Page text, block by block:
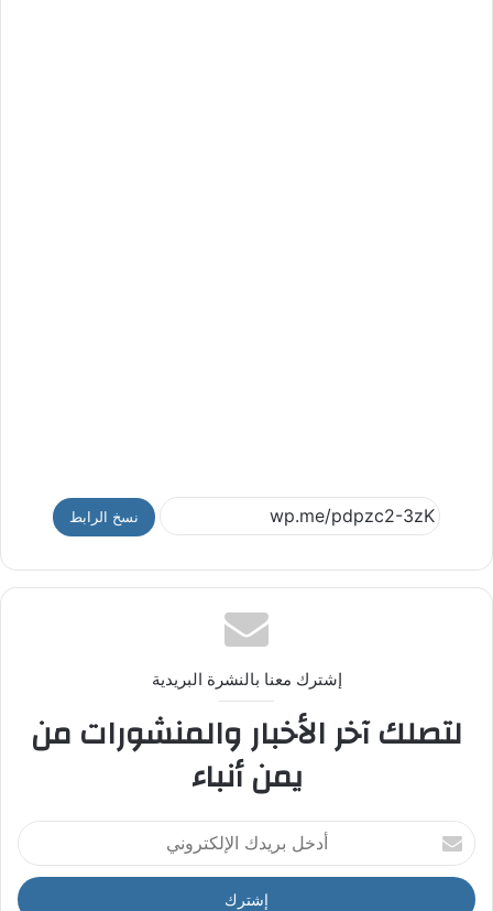
نسخ الرابط
إشترك معنا بالنشرة البريدية
لتصلك آخر الأخبار والمنشورات من
يمن أنباء
أ
د
خ
ل